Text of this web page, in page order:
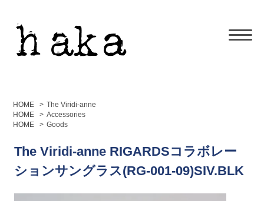
HOME > The Viridi-anne
HOME
> Accessories
HOME
> Goods
The Viridi-anne RIGARDSコラボレー
ションサングラス(RG-001-09)SIV.BLK